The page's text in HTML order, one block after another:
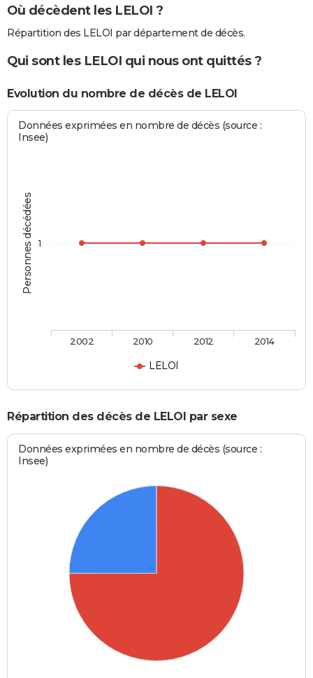
Où décèdent les LELOI ?
Répartition des LELOI par département de décès.
Qui sont les LELOI qui nous ont quittés ?
Evolution du nombre de décès de LELOI
Personnes décédées
Données exprimées en nombre de décès (source :
Insee)
LELOI
2002 2010 2012 2014
1
Répartition des décès de LELOI par sexe
Données exprimées en nombre de décès (source :
Insee)